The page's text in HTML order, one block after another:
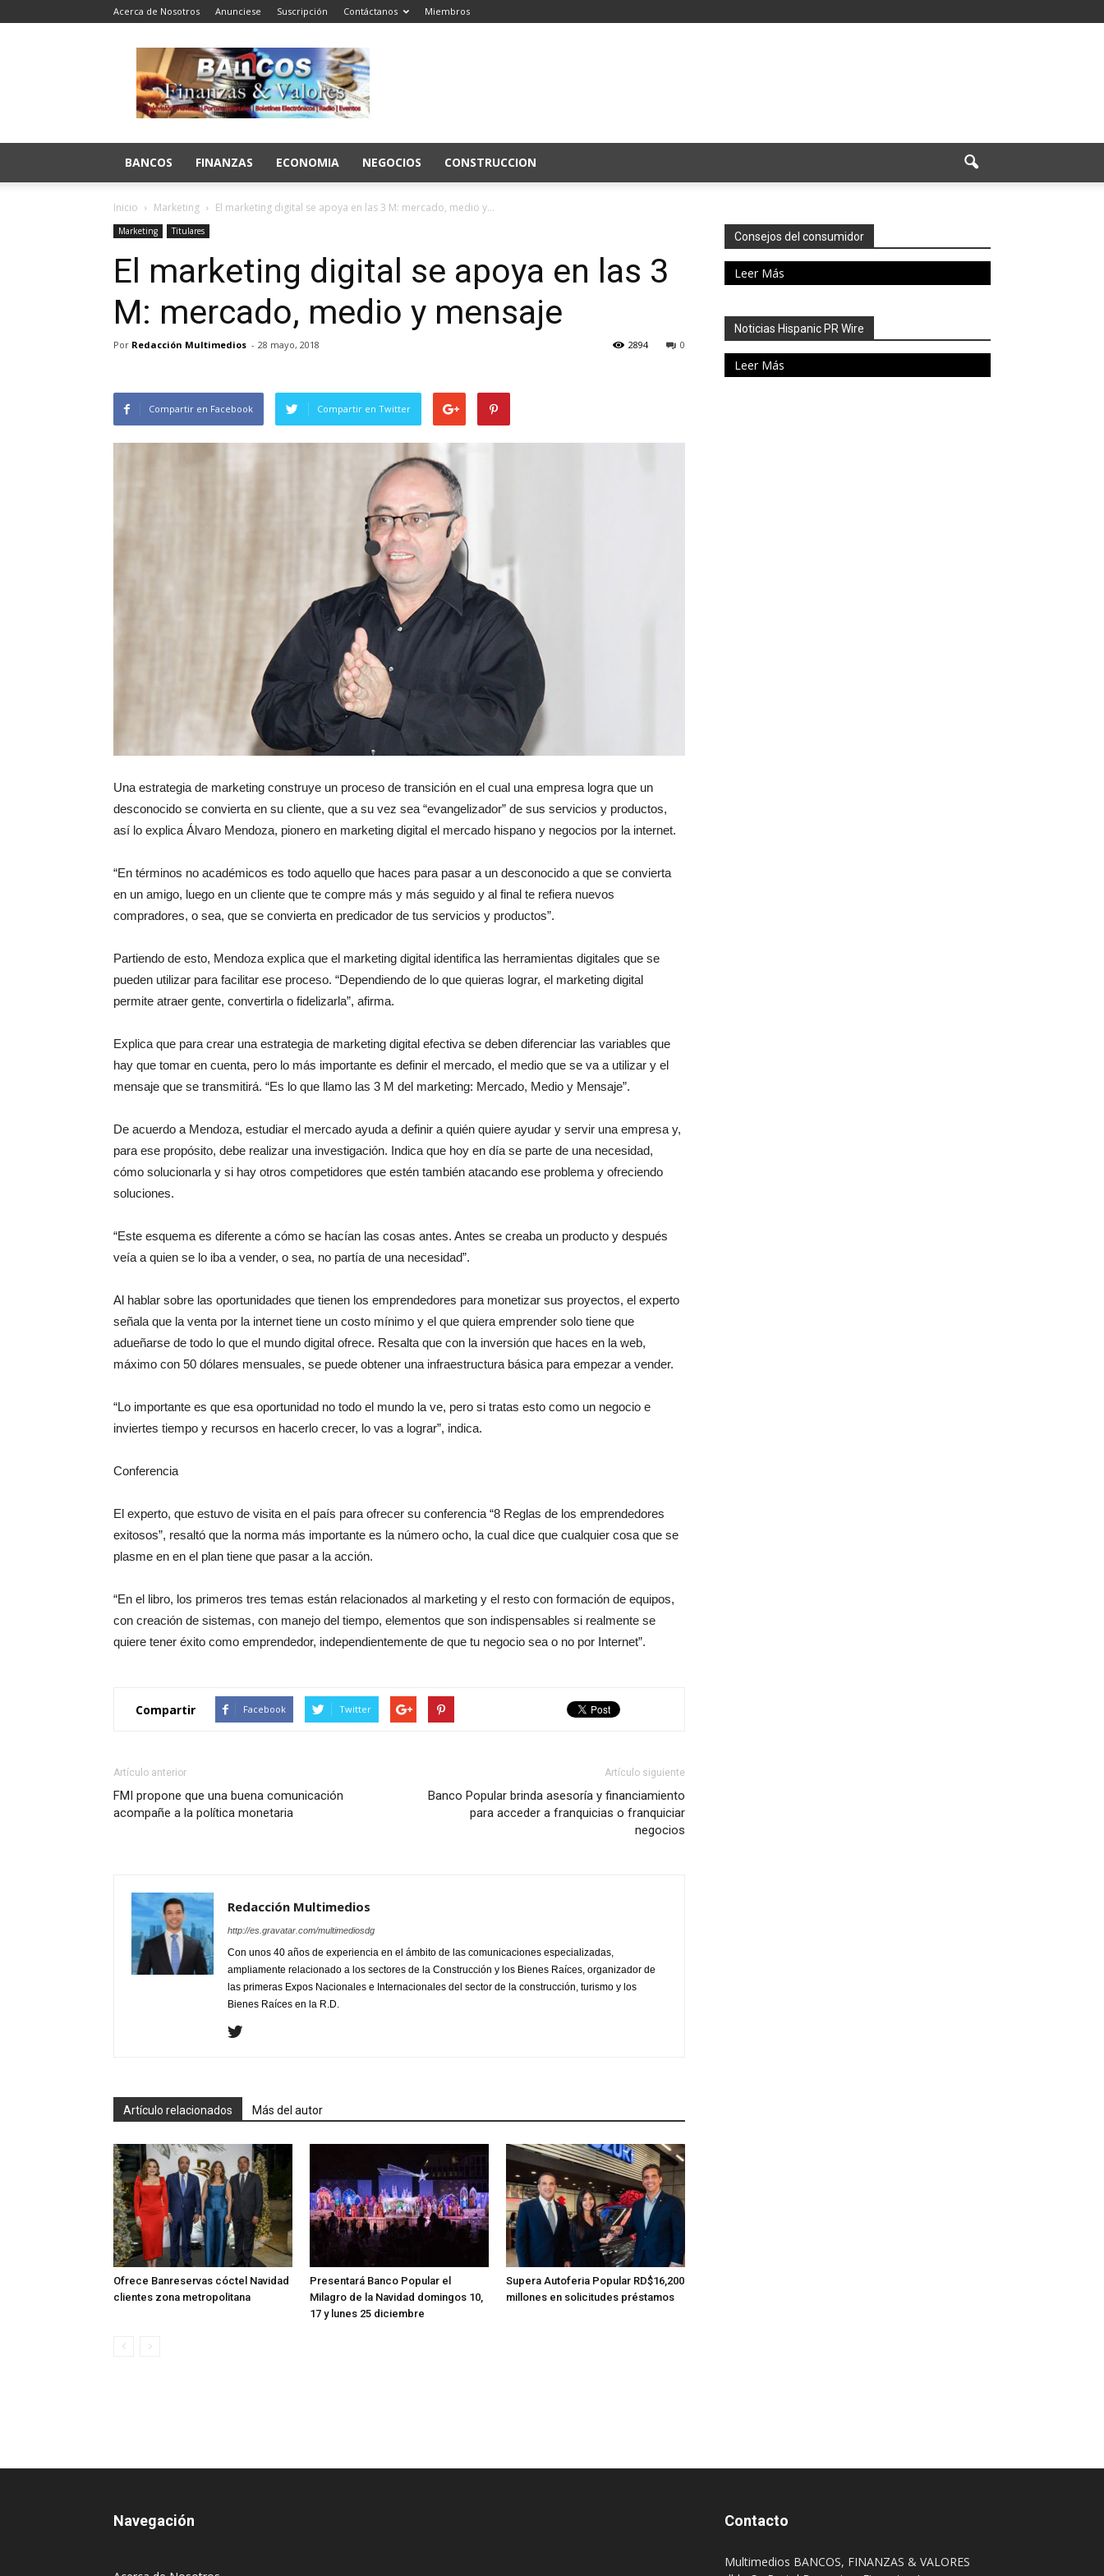
Acerca de Nosotros Anunciese Suscripción Contáctanos Miembros
Bancos
Finanzas
y
Valores
BANCOS FINANZAS ECONOMIA NEGOCIOS CONSTRUCCION
Inicio Marketing El marketing digital se apoya en las 3 M: mercado, medio y...
Marketing Titulares
El marketing digital se apoya en las 3
M: mercado, medio y mensaje
Por Redacción Multimedios - 28 mayo, 2018 0
2894
Compartir en Facebook Compartir en Twitter
Una estrategia de marketing construye un proceso de transición en el cual una empresa logra que un
desconocido se convierta en su cliente, que a su vez sea “evangelizador” de sus servicios y productos,
así lo explica Álvaro Mendoza, pionero en marketing digital el mercado hispano y negocios por la internet.
“En términos no académicos es todo aquello que haces para pasar a un desconocido a que se convierta
en un amigo, luego en un cliente que te compre más y más seguido y al final te refiera nuevos
compradores, o sea, que se convierta en predicador de tus servicios y productos”.
Partiendo de esto, Mendoza explica que el marketing digital identifica las herramientas digitales que se
pueden utilizar para facilitar ese proceso. “Dependiendo de lo que quieras lograr, el marketing digital
permite atraer gente, convertirla o fidelizarla”, afirma.
Explica que para crear una estrategia de marketing digital efectiva se deben diferenciar las variables que
hay que tomar en cuenta, pero lo más importante es definir el mercado, el medio que se va a utilizar y el
mensaje que se transmitirá. “Es lo que llamo las 3 M del marketing: Mercado, Medio y Mensaje”.
De acuerdo a Mendoza, estudiar el mercado ayuda a definir a quién quiere ayudar y servir una empresa y,
para ese propósito, debe realizar una investigación. Indica que hoy en día se parte de una necesidad,
cómo solucionarla y si hay otros competidores que estén también atacando ese problema y ofreciendo
soluciones.
“Este esquema es diferente a cómo se hacían las cosas antes. Antes se creaba un producto y después
veía a quien se lo iba a vender, o sea, no partía de una necesidad”.
Al hablar sobre las oportunidades que tienen los emprendedores para monetizar sus proyectos, el experto
señala que la venta por la internet tiene un costo mínimo y el que quiera emprender solo tiene que
adueñarse de todo lo que el mundo digital ofrece. Resalta que con la inversión que haces en la web,
máximo con 50 dólares mensuales, se puede obtener una infraestructura básica para empezar a vender.
“Lo importante es que esa oportunidad no todo el mundo la ve, pero si tratas esto como un negocio e
inviertes tiempo y recursos en hacerlo crecer, lo vas a lograr”, indica.
Conferencia
El experto, que estuvo de visita en el país para ofrecer su conferencia “8 Reglas de los emprendedores
exitosos”, resaltó que la norma más importante es la número ocho, la cual dice que cualquier cosa que se
plasme en en el plan tiene que pasar a la acción.
“En el libro, los primeros tres temas están relacionados al marketing y el resto con formación de equipos,
con creación de sistemas, con manejo del tiempo, elementos que son indispensables si realmente se
quiere tener éxito como emprendedor, independientemente de que tu negocio sea o no por Internet”.
Compartir Facebook Twitter
Artículo anterior
FMI propone que una buena comunicación
acompañe a la política monetaria
Artículo siguiente
Banco Popular brinda asesoría y financiamiento
para acceder a franquicias o franquiciar
negocios
Redacción Multimedios
http://es.gravatar.com/multimediosdg
Con unos 40 años de experiencia en el ámbito de las comunicaciones especializadas,
ampliamente relacionado a los sectores de la Construcción y los Bienes Raíces, organizador de
las primeras Expos Nacionales e Internacionales del sector de la construcción, turismo y los
Bienes Raíces en la R.D.
Artículo relacionados Más del autor
Ofrece Banreservas cóctel Navidad
clientes zona metropolitana
Presentará Banco Popular el
Milagro de la Navidad domingos 10,
17 y lunes 25 diciembre
Supera Autoferia Popular RD$16,200
millones en solicitudes préstamos
Consejos del consumidor
Leer Más
Noticias Hispanic PR Wire
Leer Más
Navegación Contacto
Multimedios BANCOS, FINANZAS & VALORES